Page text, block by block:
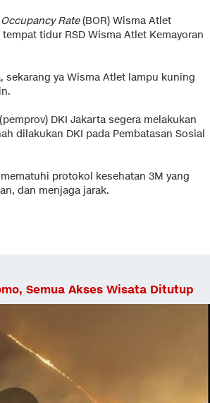
Rate(BOR) Wisma Atlet
tidur RSD Wisma Atlet Kemayoran
ya Wisma Atlet lampu kuning
DKI Jakarta segera melakukan
dilakukan DKI pada Pembatasan Sosial
protokol kesehatan 3M yang
dan menjaga jarak.
Semua Akses Wisata Ditutup